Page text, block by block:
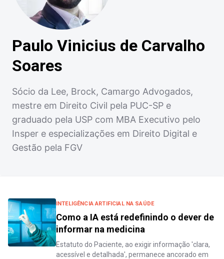
Paulo Vinicius de Carvalho
Soares
Sócio da Lee, Brock, Camargo Advogados,
mestre em Direito Civil pela PUC-SP e
graduado pela USP com MBA Executivo pelo
Insper e especializações em Direito Digital e
Gestão pela FGV
INTELIGÊNCIA ARTIFICIAL NA SAÚDE
Como a IA está redefinindo o dever de
informar na medicina
Estatuto do Paciente, ao exigir informação 'clara,
acessível e detalhada', permanece ancorado em